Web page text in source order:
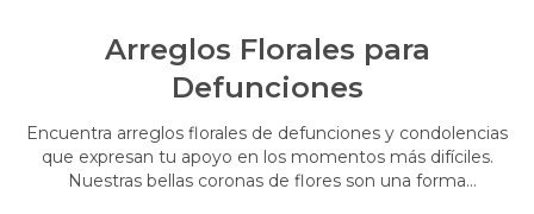
Arreglos Florales para
Defunciones
Encuentra arreglos florales de defunciones y condolencias
que expresan tu apoyo en los momentos más difíciles.
Nuestras bellas coronas de flores son una forma